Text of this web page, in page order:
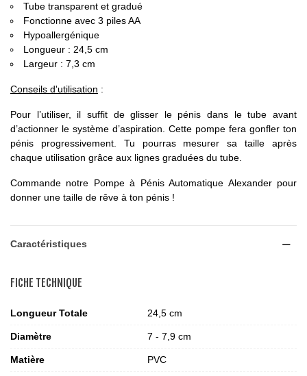
Tube transparent et gradué
Fonctionne avec 3 piles AA
Hypoallergénique
Longueur : 24,5 cm
Largeur : 7,3 cm
Conseils d'utilisation :
Pour l’utiliser, il suffit de glisser le pénis dans le tube avant
d’actionner le système d’aspiration. Cette pompe fera gonfler ton
pénis progressivement. Tu pourras mesurer sa taille après
chaque utilisation grâce aux lignes graduées du tube.
Commande notre Pompe à Pénis Automatique Alexander pour
donner une taille de rêve à ton pénis !
Caractéristiques
FICHE TECHNIQUE
Longueur Totale 24,5 cm
Diamètre 7 - 7,9 cm
Matière PVC